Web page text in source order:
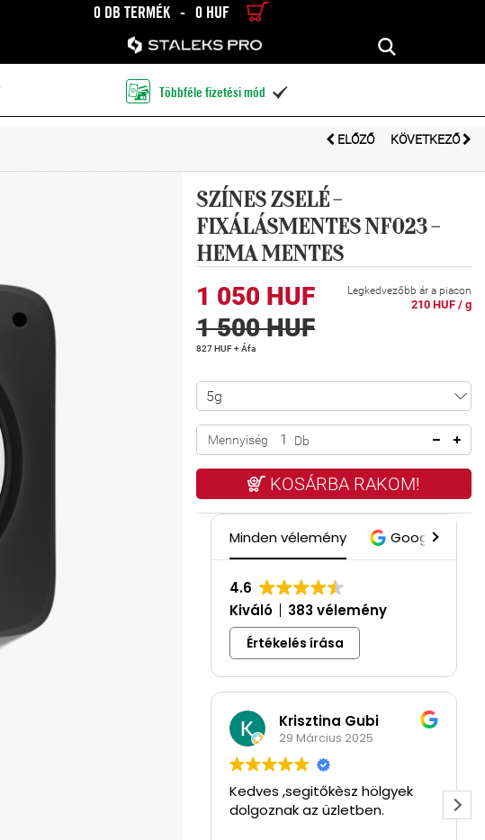
0 DB TERMÉK - 0 HUF
RÉSZLETES KERESÉS KERESÉS
Többféle fizetési mód 
ELŐZŐ KÖVETKEZŐ
SZÍNES ZSELÉ -
FIXÁLÁSMENTES NF023 -
HEMA MENTES
Legkedvezőbb ár a piacon
210 HUF / g
1 050 HUF
1 500 HUF
827 HUF + Áfa
Mennyiség Db
KOSÁRBA RAKOM!
Minden vélemény Google
4.6
Kiváló
383 vélemény
Értékelés írása
Krisztina Gubi
29 Március 2025
Kedves ,segitőkèsz hölgyek
dolgoznak az üzletben.